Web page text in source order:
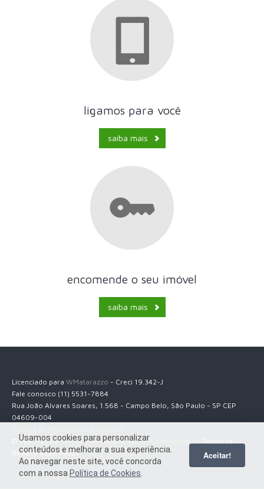
ligamos para você
saiba mais
encomende o seu imóvel
saiba mais
Licenciado para WMatarazzo - Creci 19.342-J
Fale conosco (11) 5531-7884
Rua João Alvares Soares, 1.568 - Campo Belo, São Paulo - SP CEP
04609-004
© 1990-2026.Sistema Imobiliário INFORMA Informática
Direitos Reservados.
Usamos cookies para personalizar
conteúdos e melhorar a sua experiência.
Ao navegar neste site, você concorda
com a nossa Política de Cookies
Aceitar!